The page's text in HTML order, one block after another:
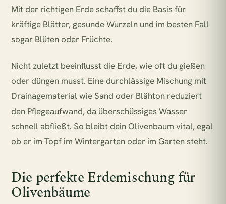
Mit der richtigen Erde schaffst du die Basis für
kräftige Blätter, gesunde Wurzeln und im besten Fall
sogar Blüten oder Früchte.
Nicht zuletzt beeinflusst die Erde, wie oft du gießen
oder düngen musst. Eine durchlässige Mischung mit
Drainagematerial wie Sand oder Blähton reduziert
den Pflegeaufwand, da überschüssiges Wasser
schnell abfließt. So bleibt dein Olivenbaum vital, egal
ob er im Topf im Wintergarten oder im Garten steht.
Die perfekte Erdemischung für
Olivenbäume